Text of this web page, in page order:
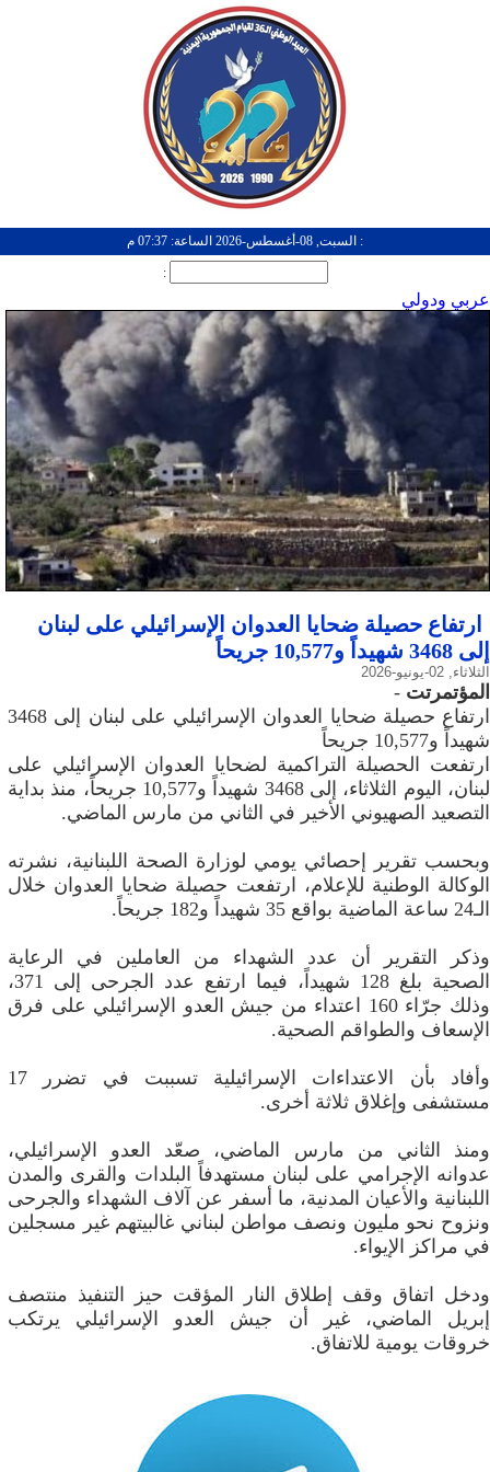
: السبت, 08-أغسطس-2026 الساعة: 07:37 م
:
عربي ودولي
ارتفاع حصيلة ضحايا العدوان الإسرائيلي على لبنان
إلى 3468 شهيداً و10,577 جريحاً
الثلاثاء, 02-يونيو-2026
المؤتمرتت -
ارتفاع حصيلة ضحايا العدوان الإسرائيلي على لبنان إلى 3468
شهيداً و10,577 جريحاً
ارتفعت الحصيلة التراكمية لضحايا العدوان الإسرائيلي على
لبنان، اليوم الثلاثاء، إلى 3468 شهيداً و10,577 جريحاً، منذ بداية
التصعيد الصهيوني الأخير في الثاني من مارس الماضي.
وبحسب تقرير إحصائي يومي لوزارة الصحة اللبنانية، نشرته
الوكالة الوطنية للإعلام، ارتفعت حصيلة ضحايا العدوان خلال
الـ24 ساعة الماضية بواقع 35 شهيداً و182 جريحاً.
وذكر التقرير أن عدد الشهداء من العاملين في الرعاية
الصحية بلغ 128 شهيداً، فيما ارتفع عدد الجرحى إلى 371،
وذلك جرّاء 160 اعتداء من جيش العدو الإسرائيلي على فرق
الإسعاف والطواقم الصحية.
وأفاد بأن الاعتداءات الإسرائيلية تسببت في تضرر 17
مستشفى وإغلاق ثلاثة أخرى.
ومنذ الثاني من مارس الماضي، صعّد العدو الإسرائيلي،
عدوانه الإجرامي على لبنان مستهدفاً البلدات والقرى والمدن
اللبنانية والأعيان المدنية، ما أسفر عن آلاف الشهداء والجرحى
ونزوح نحو مليون ونصف مواطن لبناني غالبيتهم غير مسجلين
في مراكز الإيواء.
ودخل اتفاق وقف إطلاق النار المؤقت حيز التنفيذ منتصف
إبريل الماضي، غير أن جيش العدو الإسرائيلي يرتكب
خروقات يومية للاتفاق.